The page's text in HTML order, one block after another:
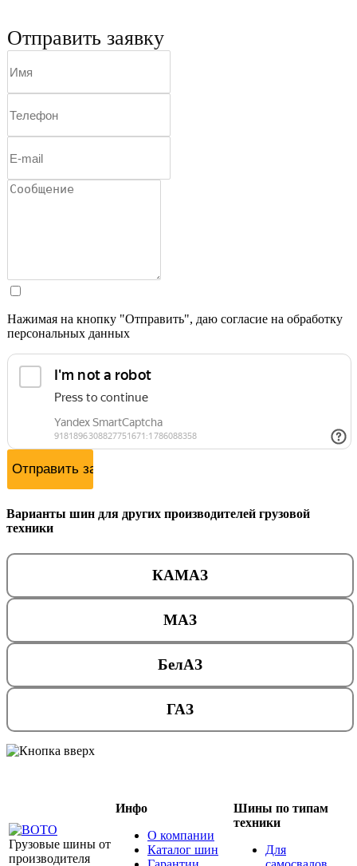
Отправить заявку
Нажимая на кнопку "Отправить", даю согласие на обработку
персональных данных
Варианты шин для других производителей грузовой
техники
КАМАЗ
МАЗ
БелАЗ
ГАЗ
Грузовые шины от
производителя
Инфо
О компании
Каталог шин
Шины по типам
техники
Для